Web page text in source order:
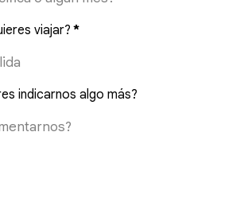
viajar? *
indicarnos algo más?